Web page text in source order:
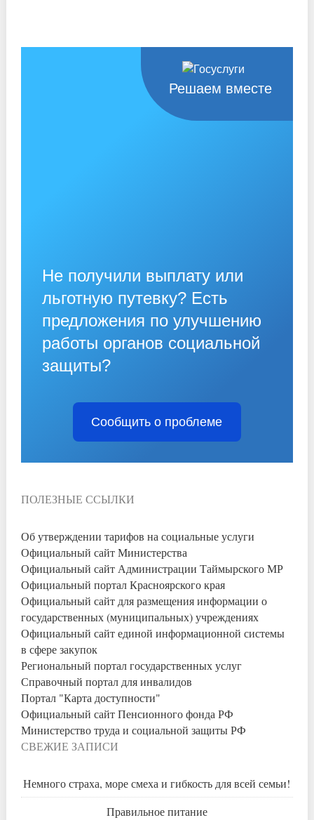
Решаем вместе
Не получили выплату или
льготную путевку? Есть
предложения по улучшению
работы органов социальной
защиты?
Сообщить о проблеме
ПОЛЕЗНЫЕ ССЫЛКИ
Об утверждении тарифов на социальные услуги
Официальный сайт Министерства
Официальный сайт Администрации Таймырского МР
Официальный портал Красноярского края
Официальный сайт для размещения информации о
государственных (муниципальных) учреждениях
Официальный сайт единой информационной системы
в сфере закупок
Региональный портал государственных услуг
Справочный портал для инвалидов
Портал "Карта доступности"
Официальный сайт Пенсионного фонда РФ
Министерство труда и социальной защиты РФ
СВЕЖИЕ ЗАПИСИ
Немного страха, море смеха и гибкость для всей семьи!
Правильное питание